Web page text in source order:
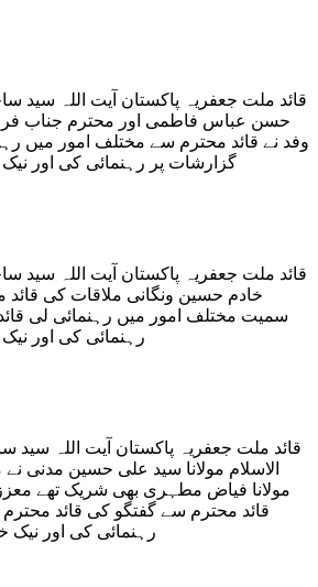
قائد ملت جعفریہ پاکستان آیت اللہ سید
حسن عباس فاطمی اور محترم جناب
وفد نے قائد محترم سے مختلف امور میں
گزارشات پر رہنمائی کی اور
قائد ملت جعفریہ پاکستان آیت اللہ سید
خادم حسین ونگانی ملاقات کی قائد
سمیت مختلف امور میں رہنمائی لی
رہنمائی کی اور
قائد ملت جعفریہ پاکستان آیت اللہ
الاسلام مولانا سید علی حسین مدنی
مولانا فیاض مطہری بھی شریک تھے
قائد محترم سے گفتگو کی قائد
رہنمائی کی اور نیک